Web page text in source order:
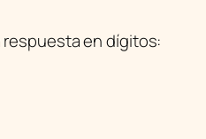
respuesta en dígitos: